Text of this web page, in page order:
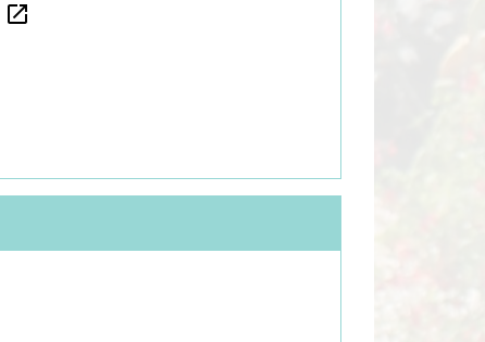
open_in_new